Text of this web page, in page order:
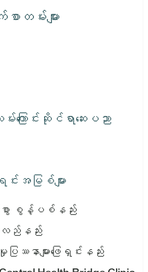
မ်းများ
ောင်းဆိုင်ရာဆေးပညာ
းအမြစ်များ
ကင်းစွာ စွန့်ပစ်နည်း
လည်နည်း
နာများဖြေရှင်းနည်း